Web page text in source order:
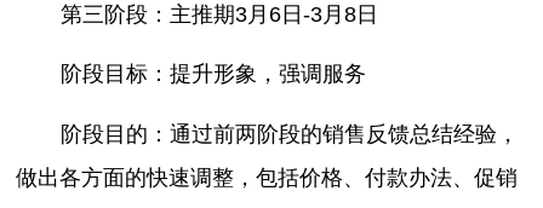
第三阶段：主推期3月6日-3月8日
阶段目标：提升形象，强调服务
阶段目的：通过前两阶段的销售反馈总结经验，
做出各方面的快速调整，包括价格、付款办法、促销